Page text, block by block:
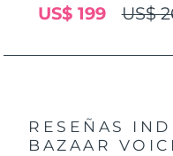
US$
US$ 199
RESEÑAS
BAZAAR